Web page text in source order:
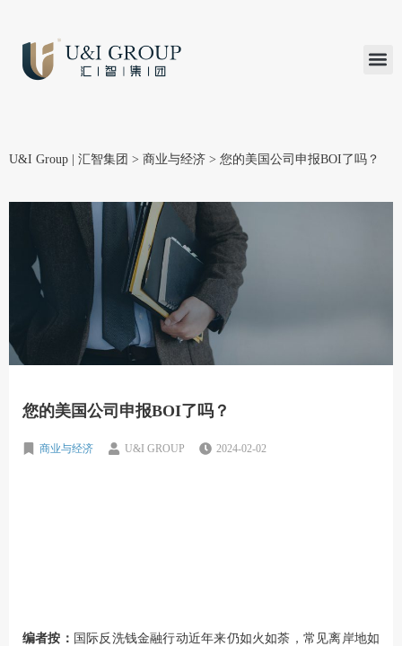
U&I Group | 汇智集团 > 商业与经济 > 您的美国公司申报BOI了吗？
您的美国公司申报BOI了吗？
商业与经济 U&I GROUP 2024-02-02
编者按： 国际反洗钱金融行动近年来仍如火如荼，常见离岸地如